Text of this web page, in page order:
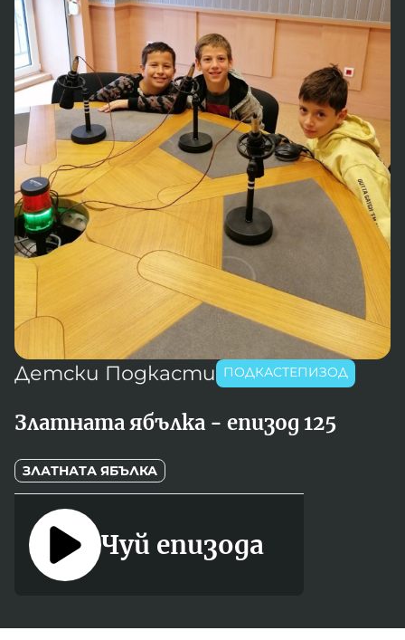
Песнички
Интересен архив
Нашите гости
Фантазирай
Приказки
История на изкуството
Музикална кутийка
От соул до рокендрол
Междучасие
Яйцето на света
Къщата
Златната ябълка
Непознатите думи
Като Айнщайн
Домашен любимец
Питаме Ви
До ре ми
Игри
Кои сме ние?
За вас, родители
БНР
БНР Новини
Архивен фонд на БНР
Детски Подкасти ПОДКАСТЕПИЗОД
Златната ябълка - епизод 125
ЗЛАТНАТА ЯБЪЛКА
Чуй епизода